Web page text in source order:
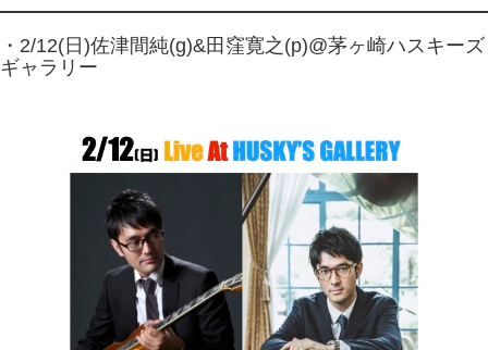
・2/12(日)佐津間純(g)&田窪寛之(p)@茅ヶ崎ハスキーズ
ギャラリー